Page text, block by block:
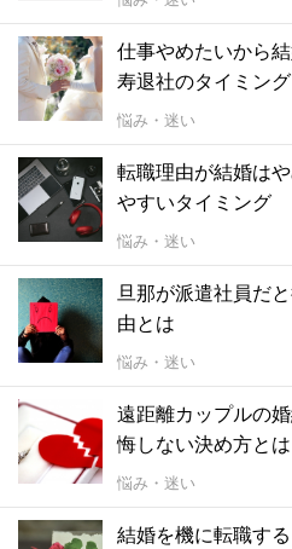
仕事やめたいから
寿退社のタイミング
悩み・迷い
転職理由が結婚は
やすいタイミング
悩み・迷い
旦那が派遣社員だ
由とは
悩み・迷い
遠距離カップルの
悔しない決め方とは
悩み・迷い
結婚を機に転職す